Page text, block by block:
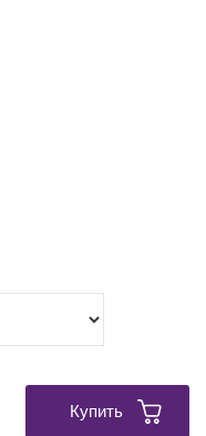
Купить